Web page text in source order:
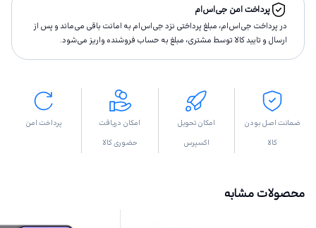
پرداخت امن جی‌اس‌ام
در پرداخت جی‌اس‌ام، مبلغ پرداختى نزد جی‌اس‌ام به امانت باقى مى‌ماند و پس از
ارسال و تاييد كالا توسط مشتری، مبلغ به حساب فروشنده واريز مى‌شود.
ضمانت اصل بودن
کالا
امکان تحویل
اکسپرس
امکان دریافت
حضوری کالا
پرداخت امن
محصولات مشابه